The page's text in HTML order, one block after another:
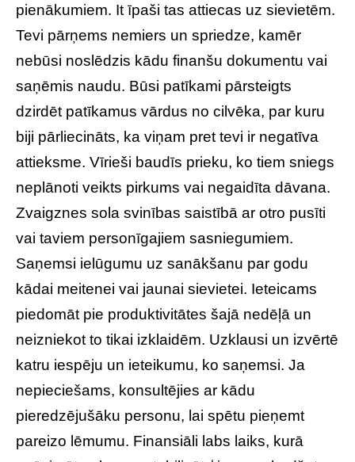
pienākumiem. It īpaši tas attiecas uz sievietēm.
Tevi pārņems nemiers un spriedze, kamēr
nebūsi noslēdzis kādu finanšu dokumentu vai
saņēmis naudu. Būsi patīkami pārsteigts
dzirdēt patīkamus vārdus no cilvēka, par kuru
biji pārliecināts, ka viņam pret tevi ir negatīva
attieksme. Vīrieši baudīs prieku, ko tiem sniegs
neplānoti veikts pirkums vai negaidīta dāvana.
Zvaigznes sola svinības saistībā ar otro pusīti
vai taviem personīgajiem sasniegumiem.
Saņemsi ielūgumu uz sanākšanu par godu
kādai meitenei vai jaunai sievietei. Ieteicams
piedomāt pie produktivitātes šajā nedēļā un
neizniekot to tikai izklaidēm. Uzklausi un izvērtē
katru iespēju un ieteikumu, ko saņemsi. Ja
nepieciešams, konsultējies ar kādu
pieredzējušāku personu, lai spētu pieņemt
pareizo lēmumu. Finansiāli labs laiks, kurā